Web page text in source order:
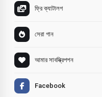
ফ্রি ক্যাটালগ
সেরা গান
আমার সাবস্ক্রিপশন
Facebook